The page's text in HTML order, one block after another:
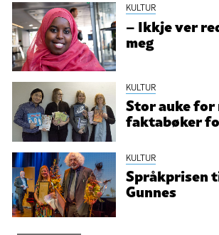
KULTUR
– Ikkje ver
meg
KULTUR
Stor auke
faktabøker
KULTUR
Språkprisen
Gunnes